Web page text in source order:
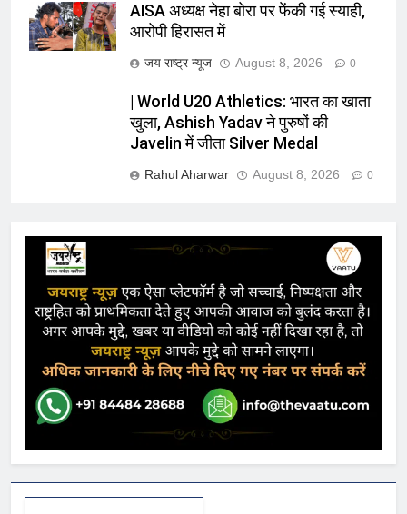
AISA अध्यक्ष नेहा बोरा पर फेंकी गई स्याही,
आरोपी हिरासत में
जय राष्ट्र न्यूज August 8, 2026 0
| World U20 Athletics: भारत का खाता
खुला, Ashish Yadav ने पुरुषों की
Javelin में जीता Silver Medal
Rahul Aharwar August 8, 2026 0